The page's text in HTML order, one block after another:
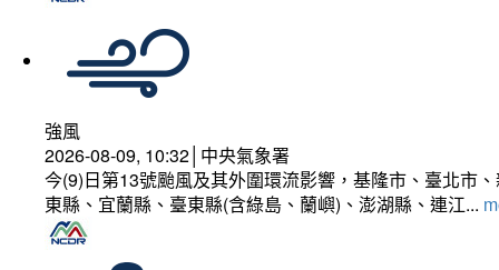
強風
2026-08-09, 10:32│中央氣象署
今(9)日第13號颱風及其外圍環流影響，基隆市、臺北市
東縣、宜蘭縣、臺東縣(含綠島、蘭嶼)、澎湖縣、連江...